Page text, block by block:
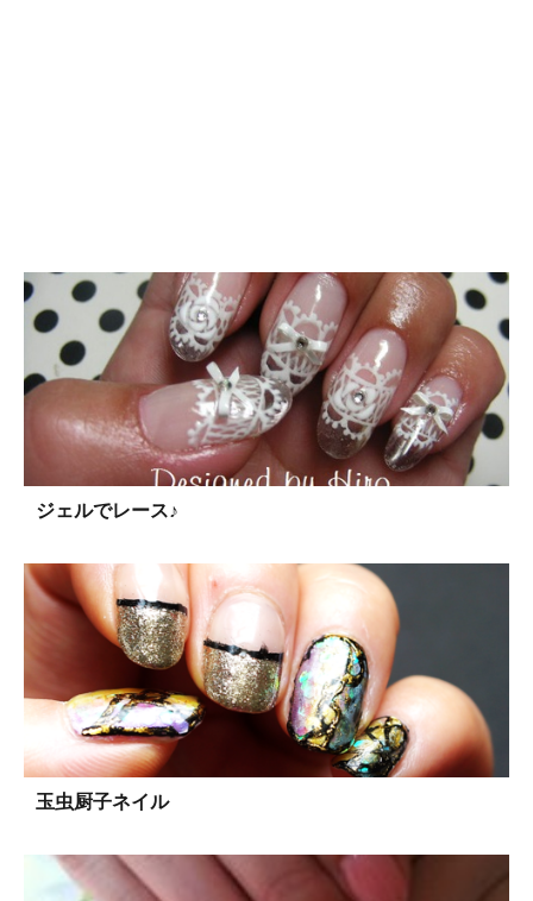
ジェルでレース♪
玉虫厨子ネイル